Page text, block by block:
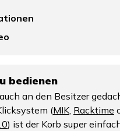
bedienen
an den Besitzer
(MIK, Racktime
) ist der Korb super